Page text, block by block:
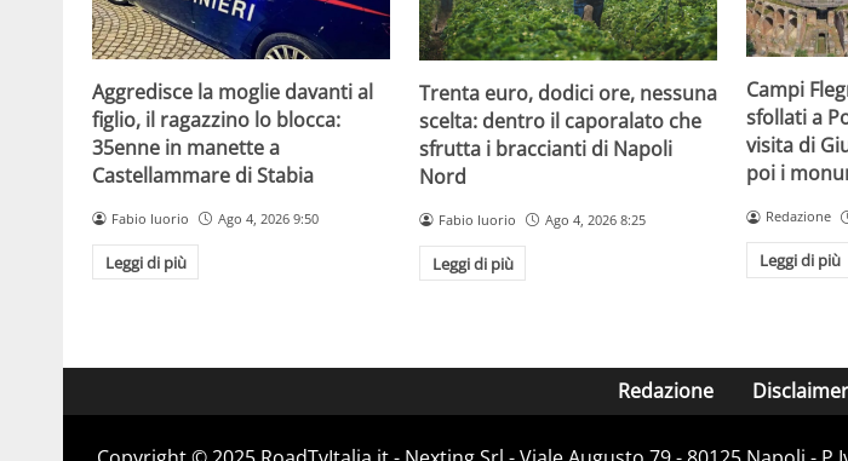
Aggredisce la moglie davanti al
figlio, il ragazzino lo blocca:
35enne in manette a
Castellammare di Stabia
Fabio Iuorio Ago 4, 2026 9:50
Leggi di più
Trenta euro, dodici ore, nessuna
scelta: dentro il caporalato che
sfrutta i braccianti di Napoli
Nord
Fabio Iuorio Ago 4, 2026 8:25
Leggi di più
Campi
sfollati a
visita di
poi i
Redazione
Leggi di più
Redazione Disclaimer